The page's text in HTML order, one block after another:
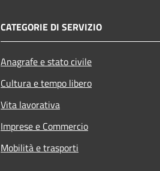
CATEGORIE DI SERVIZIO
Anagrafe e stato civile
Cultura e tempo libero
Vita lavorativa
Imprese e Commercio
Mobilità e trasporti